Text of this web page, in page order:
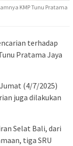
KMP Tunu Pratama
terhadap
Pratama Jaya
(4/7/2025)
juga dilakukan
Selat Bali, dari
tiga SRU